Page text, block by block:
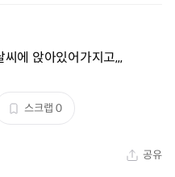
에 앉아있어가지고,,,
스크랩 0
공유